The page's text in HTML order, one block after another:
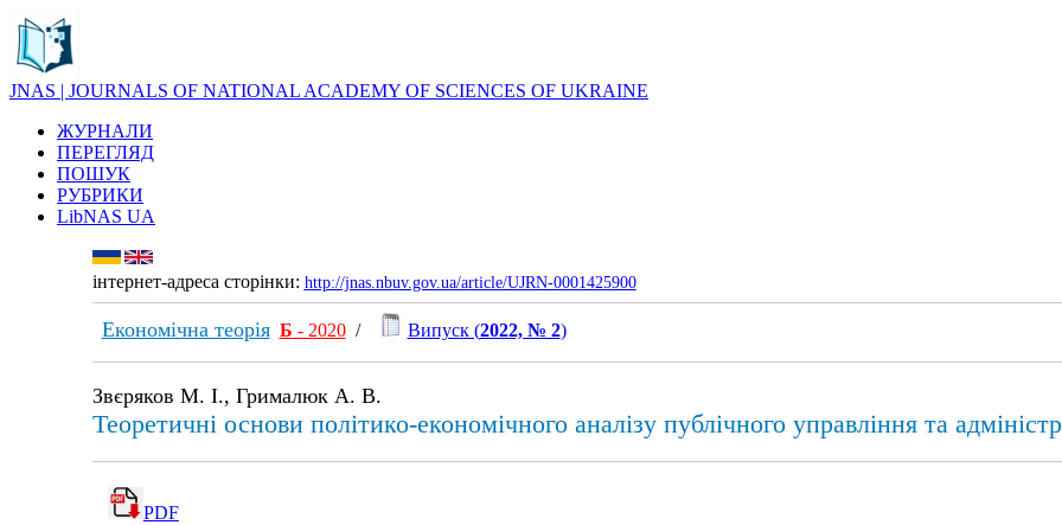
JNAS | JOURNALS OF NATIONAL ACADEMY OF SCIENCES OF UKRAINE
ЖУРНАЛИ
ПЕРЕГЛЯД
ПОШУК
РУБРИКИ
LibNAS UA
інтернет-адреса сторінки: http://jnas.nbuv.gov.ua/article/UJRN-0001425900
Економічна теорія Б - 2020/ Випуск (2022, № 2)
Звєряков М. І., Грималюк А. В.
Теоретичні основи політико-економічного аналізу публічного управління та
PDF